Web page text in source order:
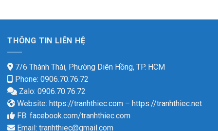
THÔNG TIN LIÊN HỆ
7/6 Thành Thái, Phường Diên Hồng, TP. HCM
Phone: 0906.70.76.72
Zalo: 0906.70.76.72
Website: https://tranhthiec.com – https://tranhthiec.net
FB: facebook.com/tranhthiec.com
Email: tranhthiec@gmail.com